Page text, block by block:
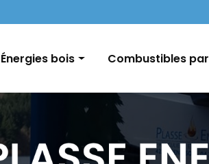
Énergies bois
Pellets / Granulés de bois
Granulés vrac / palette
Bûches
Combustibles
Fioul domestique
Charbon